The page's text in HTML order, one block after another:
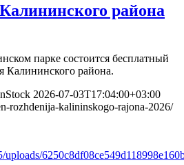
района
парке состоится бесплатный
Калининского района.
2026-07-03T17:04:00+03:00
rozhdenija-kalininskogo-rajona-2026/
uploads/